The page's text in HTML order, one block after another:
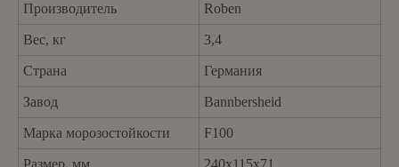
Производитель Roben
Вес, кг 3,4
Страна Германия
Завод Bannbersheid
Марка морозостойкости F100